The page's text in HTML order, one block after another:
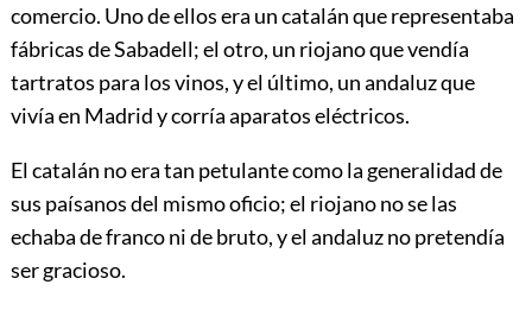
comercio. Uno de ellos era un catalán que representaba
fábricas de Sabadell; el otro, un riojano que vendía
tartratos para los vinos, y el último, un andaluz que
vivía en Madrid y corría aparatos eléctricos.
El catalán no era tan petulante como la generalidad de
sus paísanos del mismo oficio; el riojano no se las
echaba de franco ni de bruto, y el andaluz no pretendía
ser gracioso.